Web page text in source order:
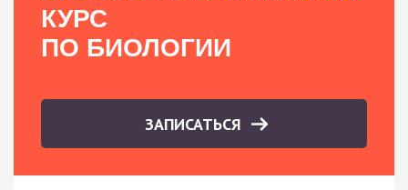
КУРС
ПО БИОЛОГИИ
ЗАПИСАТЬСЯ